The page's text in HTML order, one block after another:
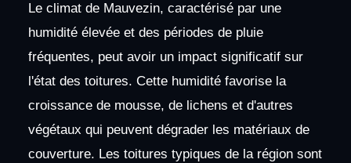
Le climat de Mauvezin, caractérisé par une
humidité élevée et des périodes de pluie
fréquentes, peut avoir un impact significatif sur
l'état des toitures. Cette humidité favorise la
croissance de mousse, de lichens et d'autres
végétaux qui peuvent dégrader les matériaux de
couverture. Les toitures typiques de la région sont